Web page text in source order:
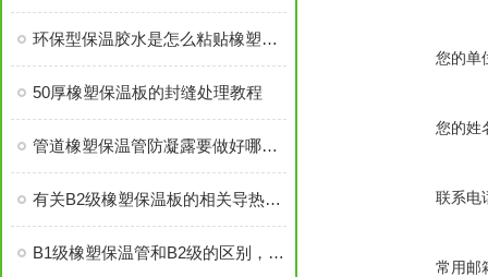
环保型保温胶水是怎么粘贴橡塑保温材料的？
50厚橡塑保温板的封缝处理教程
管道橡塑保温管防凝露要做好哪些？
有关B2级橡塑保温板的相关导热系数说明
B1级橡塑保温管和B2级的区别，你知道吗？
您的单
您的姓
联系电
常用邮